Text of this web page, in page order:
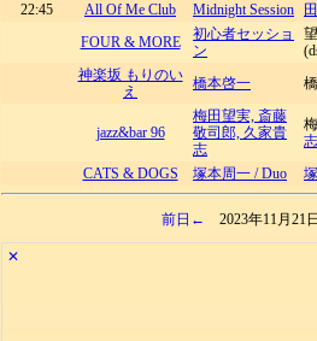
22:45
All Of Me Club Midnight Session
FOUR & MORE
初心者セッショ
ン
神楽坂 もりのい
え
橋本啓一
jazz&bar 96
梅田望実, 斎藤
敬司郎, 久家貴
志
CATS & DOGS
塚本周一 / Duo
前日← 2023年11月21
✕